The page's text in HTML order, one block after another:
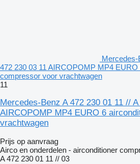
Mercedes-
472 230 03 11 AIRCOPOMP MP4 EURO
compressor voor vrachtwagen
11
Mercedes-Benz A 472 230 01 11 //
AIRCOPOMP MP4 EURO 6
vrachtwagen
Prijs op aanvraag
Airco en onderdelen - airconditioner
A 472 230 01 11 // 03